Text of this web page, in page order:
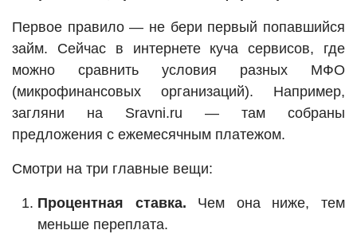
Первое правило — не бери первый попавшийся
займ. Сейчас в интернете куча сервисов, где
можно сравнить условия разных МФО
(микрофинансовых организаций). Например,
загляни на Sravni.ru — там собраны
предложения с ежемесячным платежом.
Смотри на три главные вещи:
Процентная ставка. Чем она ниже, тем
меньше переплата.